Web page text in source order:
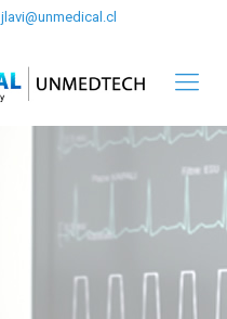
jlavi@unmedical.cl